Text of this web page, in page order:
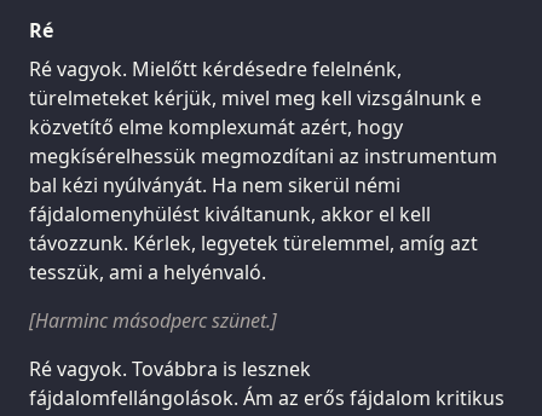
Ré
Ré vagyok. Mielőtt kérdésedre felelnénk,
türelmeteket kérjük, mivel meg kell vizsgálnunk e
közvetítő elme komplexumát azért, hogy
megkísérelhessük megmozdítani az instrumentum
bal kézi nyúlványát. Ha nem sikerül némi
fájdalomenyhülést kiváltanunk, akkor el kell
távozzunk. Kérlek, legyetek türelemmel, amíg azt
tesszük, ami a helyénvaló.
[Harminc másodperc szünet.]
Ré vagyok. Továbbra is lesznek
fájdalomfellángolások. Ám az erős fájdalom kritikus